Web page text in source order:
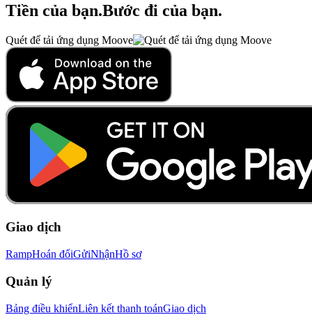
Tiền của bạn.Bước đi của bạn.
Quét để tải ứng dụng Moove
Giao dịch
RampHoán đổiGửiNhậnHồ sơ
Quản lý
Bảng điều khiểnLiên kết thanh toánGiao dịch